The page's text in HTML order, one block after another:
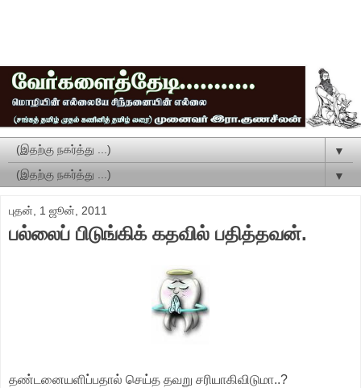
▼
▼
புதன், 1 ஜூன், 2011
பல்லைப் பிடுங்கிக் கதவில் பதித்தவன்.
தண்டனையளிப்பதால் செய்த தவறு சரியாகிவிடுமா..?